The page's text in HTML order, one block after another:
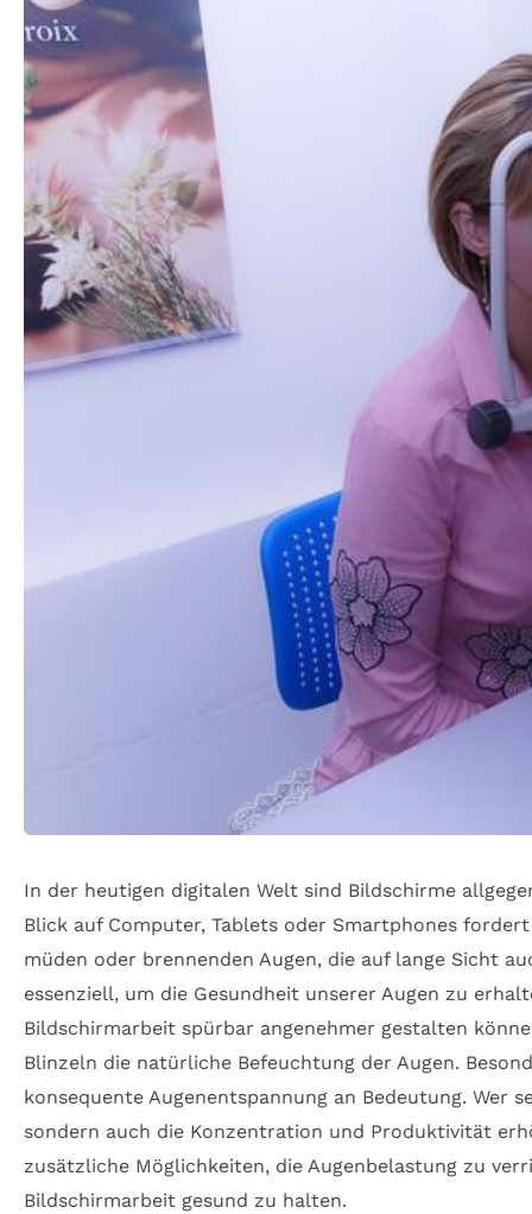
In der heutigen digitalen Welt sind Bildschirme
Blick auf Computer, Tablets oder Smartphones
müden oder brennenden Augen, die auf lange Sicht
essenziell, um die Gesundheit unserer Augen zu
Bildschirmarbeit spürbar angenehmer gestalten
Blinzeln die natürliche Befeuchtung der Augen.
konsequente Augenentspannung an Bedeutung. Wer
sondern auch die Konzentration und Produktivität
zusätzliche Möglichkeiten, die Augenbelastung zu
Bildschirmarbeit gesund zu halten.